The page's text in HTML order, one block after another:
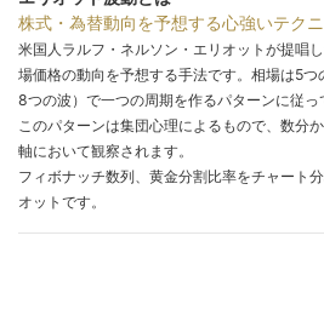
株式・為替動向を予想する心強いテク
米国人ラルフ・ネルソン・エリオットが提唱
場価格の動向を予想する手法です。相場は5
8つの波）で一つの周期を作るパターンに従っ
このパターンは集団心理によるもので、数分
軸において観察されます。
フィボナッチ数列、黄金分割比率をチャート
オットです。